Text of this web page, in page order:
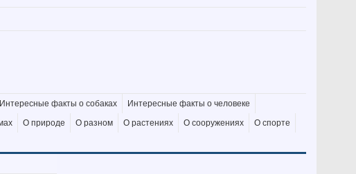
Интересные факты о собаках
Интересные факты о человеке
О природе О разном О растениях О сооружениях
О спорте